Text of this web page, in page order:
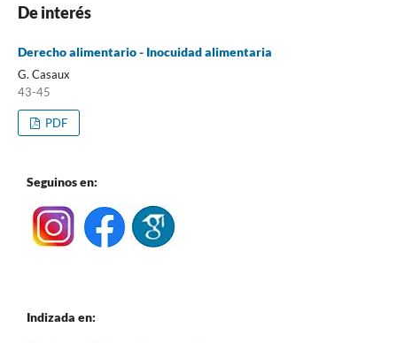
De interés
Derecho alimentario - Inocuidad alimentaria
G. Casaux
43-45
PDF
Seguinos en:
Indizada en: